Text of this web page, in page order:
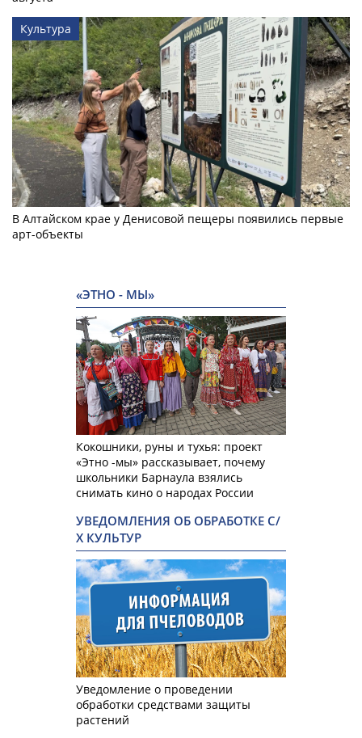
Культура
В Алтайском крае у Денисовой пещеры появились первые
арт-объекты
«ЭТНО - МЫ»
Кокошники, руны и тухья: проект
«Этно -мы» рассказывает, почему
школьники Барнаула взялись
снимать кино о народах России
УВЕДОМЛЕНИЯ ОБ ОБРАБОТКЕ С/
Х КУЛЬТУР
Уведомление о проведении
обработки средствами защиты
растений